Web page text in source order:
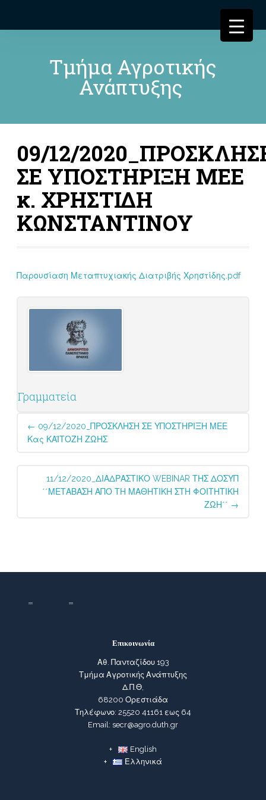
Τμήμα Αγροτικής
Ανάπτυξης
09/12/
ΣΕ ΥΠΟΣΤΗΡΙΞΗ ΜΕΕ
κ. ΧΡΗΣΤΙΔΗ
ΚΩΝΣΤΑΝΤΙΝΟΥ
Παρουσίαση Μεταπτυχιακής Διατριβής Χρηστίδης.pdf
Γραμματεία
Post
navigation
← 09/12/2020_ΠΡΟΣΚΛΗΣΗ ΣΕ ΥΠΟΣΤΗΡΙΞΗ ΜΕΕ
Κας ΚΑΪΤΟΖΗ ΖΩΗΣ
11/12/2020_ΔΙΑΔΡΑΣΤΙΚΟ WEBINAR ΤΗΣ ΔΟΣΥΠ
΄΄ΜΕΤΑΒΑΣΗ ΑΠΟ ΤΗ ΜΑΘΗΤΙΚΗ ΣΤΗ ΦΟΙΤΗΤΙΚΗ
ΖΩΗ΄΄ →
Επικοινωνία
Αθ. Πανταζίδου 193
Τμήμα Αγροτικής Ανάπτυξης
Δ.Π.Θ,
68200 Ορεστιάδα
Τηλέφωνο: 25520 41161 εως 64
Email: secr@agro.duth.gr
English
Ελληνικά